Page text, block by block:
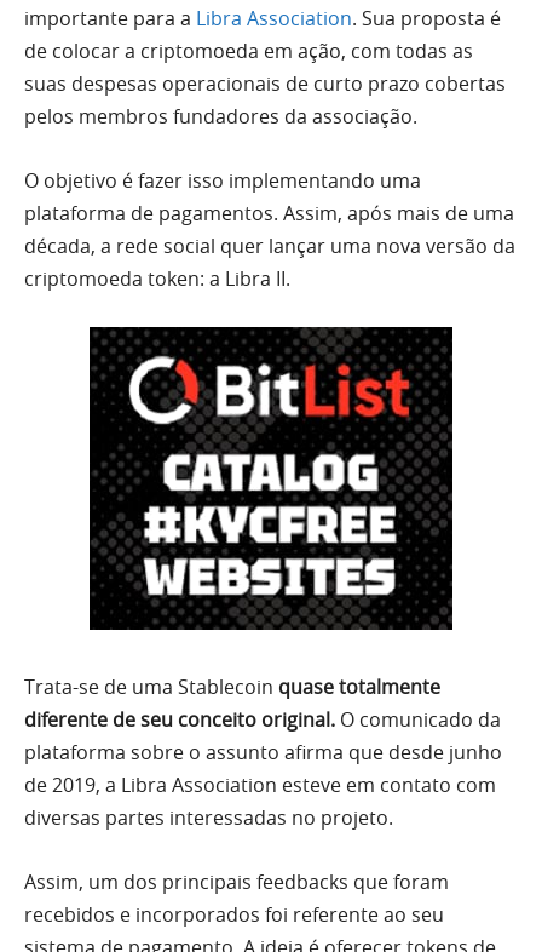
importante para a Libra Association. Sua proposta é
de colocar a criptomoeda em ação, com todas as
suas despesas operacionais de curto prazo cobertas
pelos membros fundadores da associação.
O objetivo é fazer isso implementando uma
plataforma de pagamentos. Assim, após mais de uma
década, a rede social quer lançar uma nova versão da
criptomoeda token: a Libra II.
Trata-se de uma Stablecoin quase totalmente
diferente de seu conceito original. O comunicado da
plataforma sobre o assunto afirma que desde junho
de 2019, a Libra Association esteve em contato com
diversas partes interessadas no projeto.
Assim, um dos principais feedbacks que foram
recebidos e incorporados foi referente ao seu